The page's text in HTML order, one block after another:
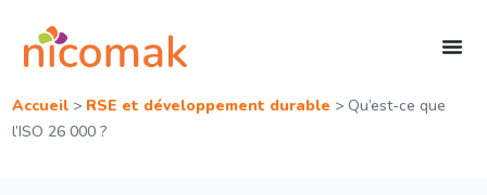
Accueil> RSE et développement durable > Qu’est-ce que
l’ISO 26 000 ?